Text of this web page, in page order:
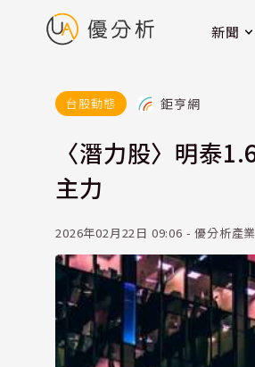
新聞
台股動態 鉅亨網
〈潛力股〉明泰
主力
2026年02月22日 09:06 - 優分析產